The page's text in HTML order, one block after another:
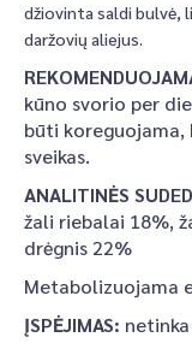
džiovinta saldi bulvė,
daržovių aliejus.
kūno svorio per
būti koreguojama,
sveikas.
ANALITINĖS
žali riebalai 18%,
drėgnis 22%
Metabolizuojama
ĮSPĖJIMAS: